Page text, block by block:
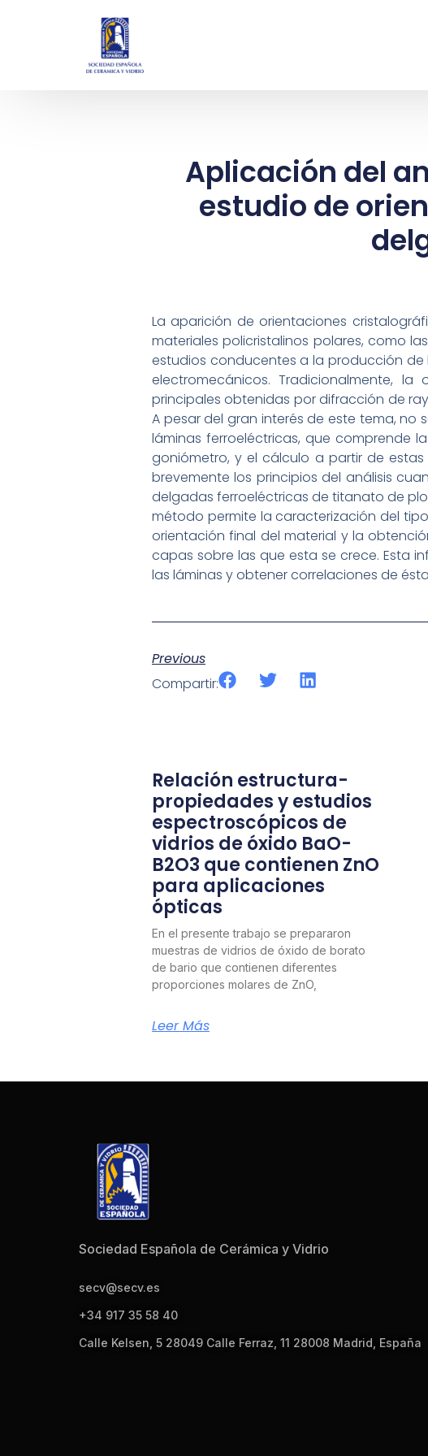
Aplicación del
estudio de
La aparición de orientaciones
materiales policristalinos polares, como
estudios conducentes a la producción
electromecánicos. Tradicionalmente,
principales obtenidas por difracción de
A pesar del gran interés de este tema,
láminas ferroeléctricas, que comprende
goniómetro, y el cálculo a partir de
brevemente los principios del análisis
delgadas ferroeléctricas de titanato de
método permite la caracterización del
orientación final del material y la
capas sobre las que esta se crece. Esta
las láminas y obtener correlaciones de
Previous
Compartir:
Relación estructura-
propiedades y estudios
espectroscópicos de
vidrios de óxido BaO-
B2O3 que contienen ZnO
para aplicaciones
ópticas
En el presente trabajo se prepararon
muestras de vidrios de óxido de borato
de bario que contienen diferentes
proporciones molares de ZnO,
Leer Más
Sociedad Española de Cerámica y Vidrio
secv@secv.es
+34 917 35 58 40
Calle Kelsen, 5 28049 Calle Ferraz, 11 28008 Madrid, España